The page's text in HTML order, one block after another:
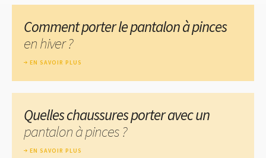
Comment porter le pantalon à pinces
en hiver ?
EN SAVOIR PLUS
Quelles chaussures porter avec un
pantalon à pinces ?
EN SAVOIR PLUS